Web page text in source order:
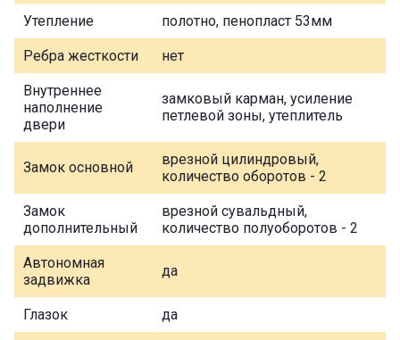
Утепление полотно, пенопласт 53мм
Ребра жесткости нет
Внутреннее
наполнение
двери
замковый карман, усиление
петлевой зоны, утеплитель
Замок основной
врезной цилиндровый,
количество оборотов - 2
Замок
дополнительный
врезной сувальдный,
количество полуоборотов - 2
Автономная
задвижка
да
Глазок да